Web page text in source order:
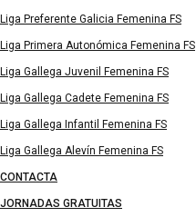
Liga Preferente Galicia Femenina FS
Liga Primera Autonómica Femenina FS
Liga Gallega Juvenil Femenina FS
Liga Gallega Cadete Femenina FS
Liga Gallega Infantil Femenina FS
Liga Gallega Alevín Femenina FS
CONTACTA
JORNADAS GRATUITAS